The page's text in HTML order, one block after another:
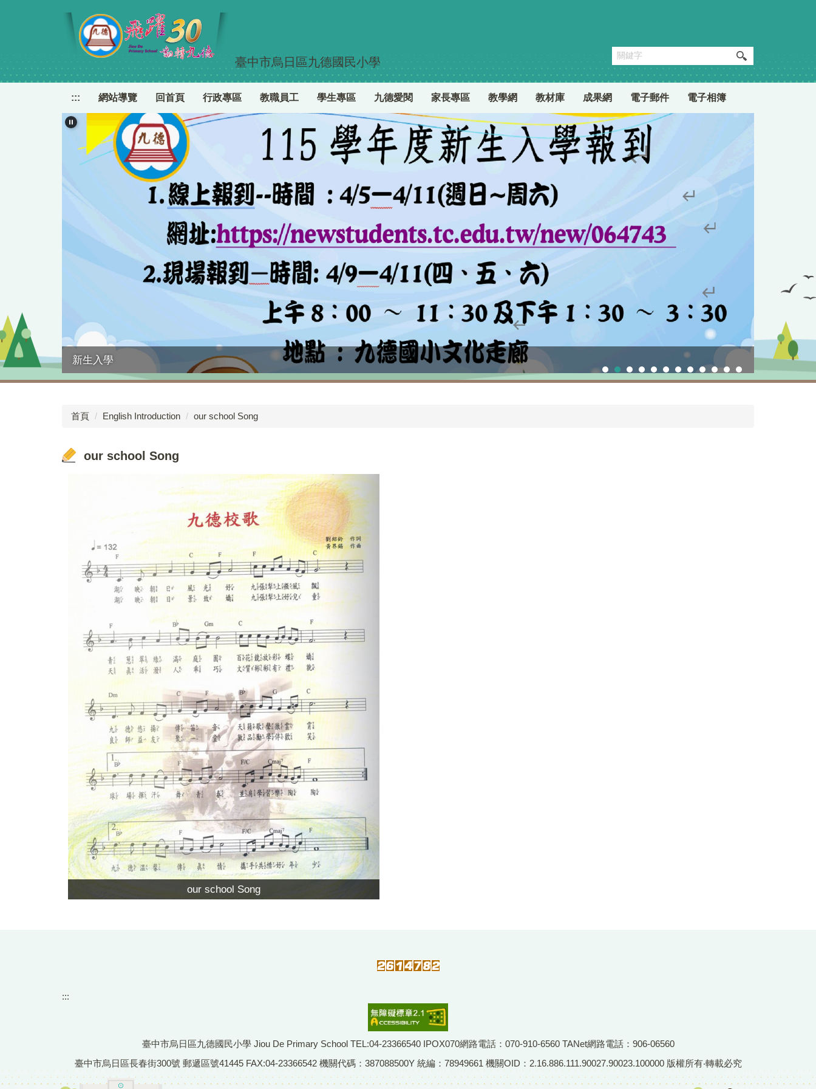
容
臺中市烏日區九德國民小學
::: 網站導覽 回首頁 行政專區 教職員工 學生專區 九德愛閱 家長專區 教學網 教材庫 成果網 電子郵件 電子相簿
新生入學 校慶運動會
首頁 English Introduction our school Song
our school Song
our school Song
:::
臺中市烏日區九德國民小學 Jiou De Primary School TEL:04-23366540 IPOX070網路電話：070-910-6560 TANet網路電話：906-06560
臺中市烏日區長春街300號 郵遞區號41445 FAX:04-23366542 機關代碼：387088500Y 統編：78949661 機關OID：2.16.886.111.90027.90023.100000 版權所有‧轉載必究